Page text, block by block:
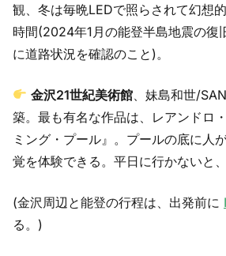
観、冬は毎晩LEDで照らされて幻想
時間(2024年1月の能登半島地震の復
に道路状況を確認のこと)。
金沢21世紀美術館 、妹島和世/
築。最も有名な作品は、レアンドロ
ミング・プール』。プールの底に人
覚を体験できる。平日に行かないと、
(金沢周辺と能登の行程は、出発前に
る。)